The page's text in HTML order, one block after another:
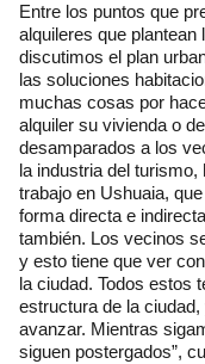
Entre los puntos que
alquileres que
discutimos el plan
las soluciones
muchas cosas por
alquiler su vivienda o
desamparados a los
la industria del
trabajo en Ushuaia,
forma directa e
también. Los vecinos
y esto tiene que ver
la ciudad. Todos estos
estructura de la
avanzar. Mientras
siguen postergados”,